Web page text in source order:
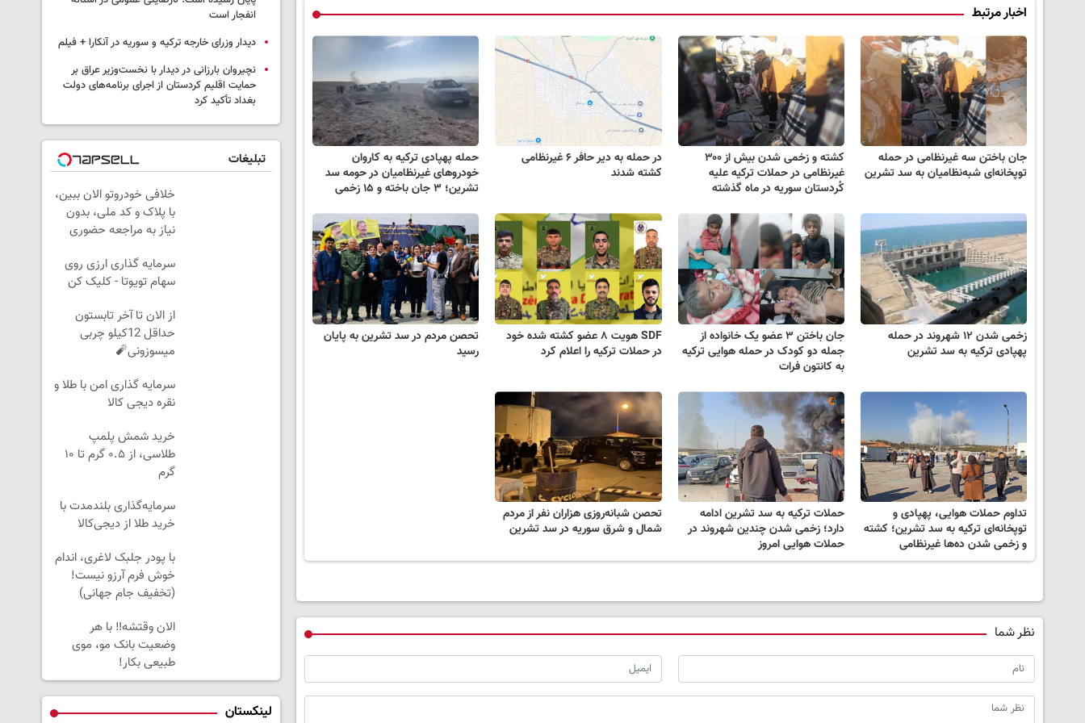
اخبار مرتبط
جان باختن سه غیرنظامی در حمله
توپخانه‌ای شبه‌نظامیان به سد تشرین
کشته و زخمی شدن بیش از ۳۰۰
غیرنظامی در حملات ترکیه علیه
کُردستان سوریه در ماه گذشته
در حمله به دیر حافر ۶ غیرنظامی
کشته شدند
حمله پهپادی ترکیه به کاروان
خودروهای غیرنظامیان در حومه سد
تشرین؛ ۳ جان باخته و ۱۵ زخمی
زخمی شدن ۱۲ شهروند در حمله
پهپادی ترکیه به سد تشرین
جان باختن ۳ عضو یک‌ خانواده از
جمله دو کودک در حمله هوایی ترکیه
به کانتون فرات
SDF هویت ۸ عضو کشته شده خود
در حملات ترکیه را اعلام کرد
تحصن مردم در سد تشرین به پایان
رسید
تداوم حملات هوایی، پهپادی و
توپخانه‌ای ترکیه به سد تشرین؛ کشته
و زخمی شدن ده‌ها غیرنظامی
حملات ترکیه به سد تشرین ادامه
دارد؛ زخمی شدن چندین شهروند در
حملات هوایی امروز
تحصن شبانه‌روزی هزاران نفر از مردم
شمال و شرق سوریه در سد تشرین
نظر شما
انفجار است
دیدار وزرای خارجه ترکیه و سوریه در آنکارا + فیلم
نچیروان بارزانی در دیدار با نخست‌وزیر عراق بر
حمایت اقلیم کردستان از اجرای برنامه‌های دولت
بغداد تأکید کرد
تبلیغات
خلافی خودروتو الان ببین،
با پلاک و کد ملی، بدون
نیاز به مراجعه حضوری
سرمایه گذاری ارزی روی
سهام تویوتا - کلیک کن
از الان تا آخر تابستون
حداقل 12کیلو چربی
میسوزونی🧨
سرمایه گذاری امن با طلا و
نقره دیجی کالا
خرید شمش پلمپ
طلاسی، از ۰.۵ گرم تا ۱۰
گرم
سرمایه‌گذاری بلندمدت با
خرید طلا از دیجی‌کالا
با پودر جلبک لاغری، اندام
خوش فرم آرزو نیست!
(تخفیف جام جهانی)
الان وقتشه‼️ با هر
وضعیت بانک مو، موی
طبیعی بکار!
لینکستان